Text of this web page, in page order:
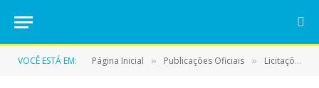
VOCÊ ESTÁ EM: Página Inicial » Publicações Oficiais » Licitações